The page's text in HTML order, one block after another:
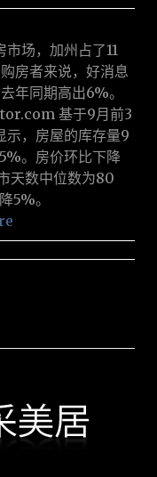
场，加州占了11
房者来说，好消息
年同期高出6%。
基于9月前3
示，房屋的库存量9
。房价环比下降
天数中位数为80
5%。